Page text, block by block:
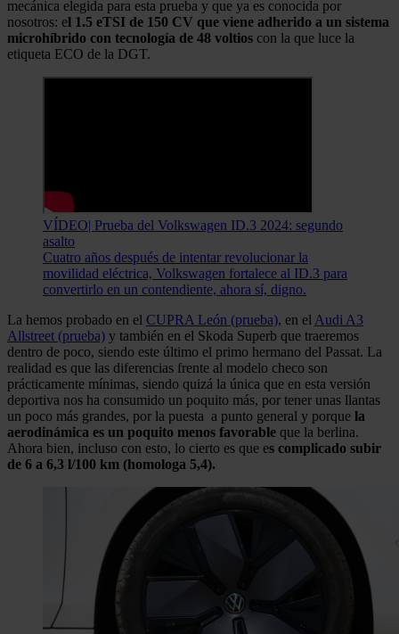
mecánica elegida para esta prueba y que ya es conocida por
nosotros: el 1.5 eTSI de 150 CV que viene adherido a un sistema
microhíbrido con tecnología de 48 voltios con la que luce la
etiqueta ECO de la DGT.
VÍDEO| Prueba del Volkswagen ID.3 2024: segundo
asalto
Cuatro años después de intentar revolucionar la
movilidad eléctrica, Volkswagen fortalece al ID.3 para
convertirlo en un contendiente, ahora sí, digno.
La hemos probado en el CUPRA León (prueba), en el Audi A3
Allstreet (prueba) y también en el Skoda Superb que traeremos
dentro de poco, siendo este último el primo hermano del Passat. La
realidad es que las diferencias frente al modelo checo son
prácticamente mínimas, siendo quizá la única que en esta versión
deportiva nos ha consumido un poquito más, por tener unas llantas
un poco más grandes, por la puesta a punto general y porque la
aerodinámica es un poquito menos favorable que la berlina.
Ahora bien, incluso con esto, lo cierto es que es complicado subir
de 6 a 6,3 l/100 km (homologa 5,4).